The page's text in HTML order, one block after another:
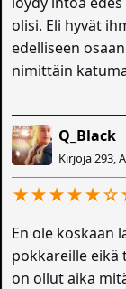
olisi. Eli hyvät
edelliseen
nimittäin
Q_Black
Kirjoja 293,
En ole koskaan
pokkareille eikä
on ollut aika